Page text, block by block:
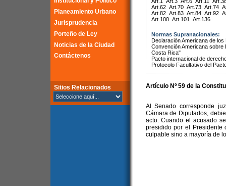
Planeamiento Urbano
Jurisprudencia
Porteño de Ley
Noticias de la Ciudad
Contáctenos
Sitios Relacionados
Art.62 Art.70 Art.73 Art.74
Art.82 Art.83 Art.84 Art.92
Art.100 Art.101 Art.136
Normas Supranacionales:
Declaración Americana de
Convención Americana
Costa Rica"
Pacto internacional de
Protocolo Facultativo del
Artículo Nº 59 de la
Al Senado corresponde
Cámara de Diputados,
acto. Cuando el acusado
presidido por el Presidente
culpable sino a mayoría de